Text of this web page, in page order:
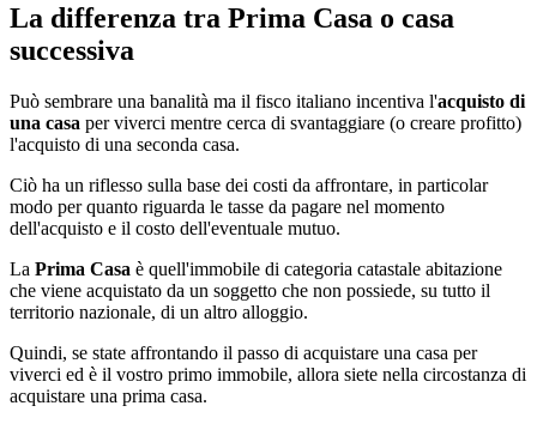
La differenza tra Prima Casa o casa
successiva
Può sembrare una banalità ma il fisco italiano incentiva l'acquisto di
una casa per viverci mentre cerca di svantaggiare (o creare profitto)
l'acquisto di una seconda casa.
Ciò ha un riflesso sulla base dei costi da affrontare, in particolar
modo per quanto riguarda le tasse da pagare nel momento
dell'acquisto e il costo dell'eventuale mutuo.
La Prima Casa è quell'immobile di categoria catastale abitazione
che viene acquistato da un soggetto che non possiede, su tutto il
territorio nazionale, di un altro alloggio.
Quindi, se state affrontando il passo di acquistare una casa per
viverci ed è il vostro primo immobile, allora siete nella circostanza di
acquistare una prima casa.